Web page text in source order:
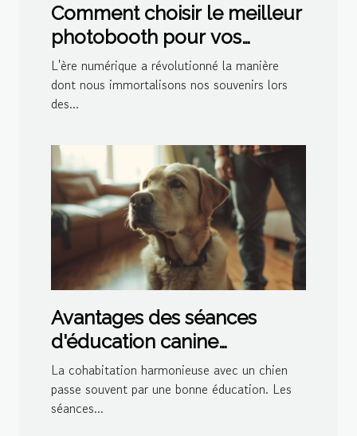
Comment choisir le meilleur
photobooth pour vos
événements spéciaux
L'ère numérique a révolutionné la manière
dont nous immortalisons nos souvenirs lors
des...
Avantages des séances
d'éducation canine
personnalisées à domicile
La cohabitation harmonieuse avec un chien
passe souvent par une bonne éducation. Les
séances...